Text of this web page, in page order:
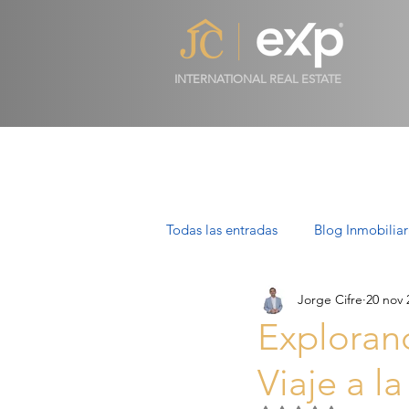
INTERNATIONAL REAL ESTATE
Todas las entradas Blog
Propiedades de Lujo en Mallorca
Villas en Mallorca: Lujo, Estilo
Viaje a
Jorge Cifre 20 nov